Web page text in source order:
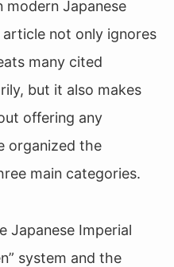
modern Japanese
not only ignores
many cited
but it also makes
offering any
organized the
main categories.
Japanese Imperial
system and the